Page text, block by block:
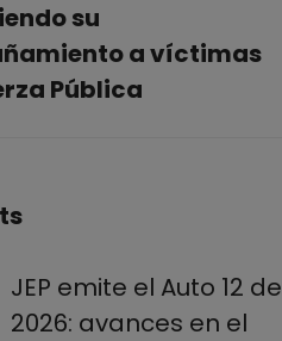
su
a víctimas
Pública
JEP emite el Auto 12 de
2026: avances en el